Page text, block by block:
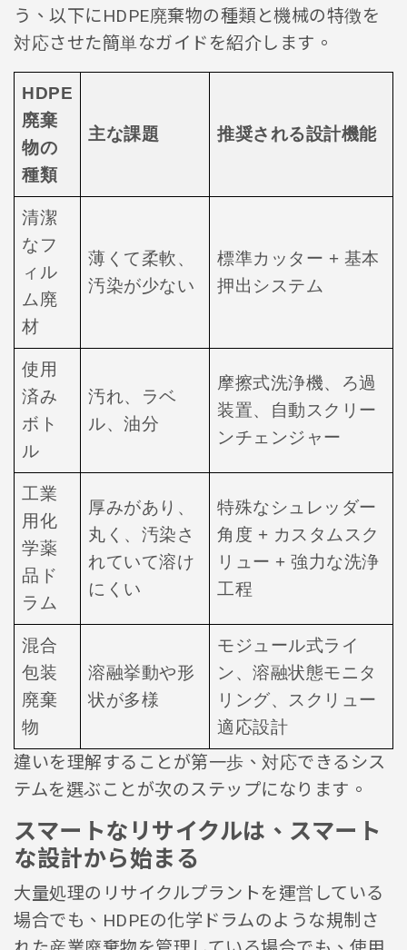
う、以下にHDPE廃棄物の種類と機械の特徴を
対応させた簡単なガイドを紹介します。
HDPE
廃棄
物の
種類
主な課題 推奨される設計機能
清潔
なフ
ィル
ム廃
材
薄くて柔軟、
汚染が少ない
標準カッター + 基本
押出システム
使用
済み
ボト
ル
汚れ、ラベ
ル、油分
摩擦式洗浄機、ろ過
装置、自動スクリー
ンチェンジャー
工業
用化
学薬
品ド
ラム
厚みがあり、
丸く、汚染さ
れていて溶け
にくい
特殊なシュレッダー
角度 + カスタムスク
リュー + 強力な洗浄
工程
混合
包装
廃棄
物
溶融挙動や形
状が多様
モジュール式ライ
ン、溶融状態モニタ
リング、スクリュー
適応設計
違いを理解することが第一歩、対応できるシス
テムを選ぶことが次のステップになります。
スマートなリサイクルは、スマート
な設計から始まる
大量処理のリサイクルプラントを運営している
場合でも、HDPEの化学ドラムのような規制さ